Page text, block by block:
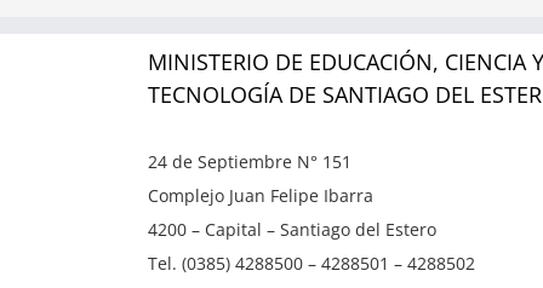
MINISTERIO DE EDUCACIÓN, CIENCIA Y
TECNOLOGÍA DE SANTIAGO DEL
24 de Septiembre N° 151
Complejo Juan Felipe Ibarra
4200 – Capital – Santiago del Estero
Tel. (0385) 4288500 – 4288501 – 4288502